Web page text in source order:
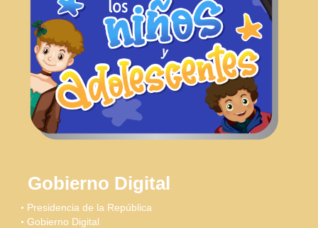
Gobierno Digital
Presidencia de la República
Gobierno Digital